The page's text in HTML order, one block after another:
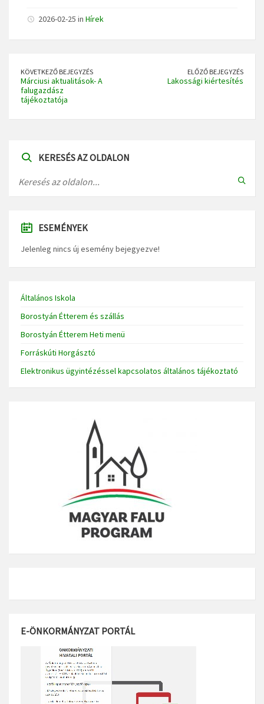
2026-02-25 in Hírek
KÖVETKEZŐ BEJEGYZÉS
Márciusi aktualitások- A
falugazdász
tájékoztatója
ELŐZŐ BEJEGYZÉS
Lakossági kiértesítés
KERESÉS AZ OLDALON
ESEMÉNYEK
Jelenleg nincs új esemény bejegyezve!
Általános Iskola
Borostyán Étterem és szállás
Borostyán Étterem Heti menü
Forráskúti Horgásztó
Elektronikus ügyintézéssel kapcsolatos általános tájékoztató
E-ÖNKORMÁNYZAT PORTÁL